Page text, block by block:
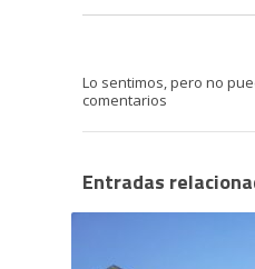
Lo sentimos, pero no
comentarios
Entradas